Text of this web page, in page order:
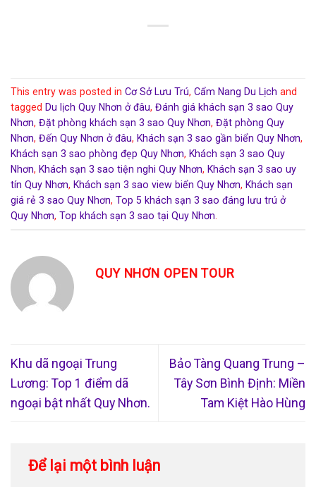
This entry was posted in Cơ Sở Lưu Trú, Cẩm Nang Du Lịch and
tagged Du lịch Quy Nhơn ở đâu, Đánh giá khách sạn 3 sao Quy
Nhơn, Đặt phòng khách sạn 3 sao Quy Nhơn, Đặt phòng Quy
Nhơn, Đến Quy Nhơn ở đâu, Khách sạn 3 sao gần biển Quy Nhơn,
Khách sạn 3 sao phòng đẹp Quy Nhơn, Khách sạn 3 sao Quy
Nhơn, Khách sạn 3 sao tiện nghi Quy Nhơn, Khách sạn 3 sao uy
tín Quy Nhơn, Khách sạn 3 sao view biển Quy Nhơn, Khách sạn
giá rẻ 3 sao Quy Nhơn, Top 5 khách sạn 3 sao đáng lưu trú ở
Quy Nhơn, Top khách sạn 3 sao tại Quy Nhơn
QUY NHƠN OPEN TOUR
Khu dã ngoại Trung
Lương: Top 1 điểm dã
ngoại bật nhất Quy Nhơn.
Bảo Tàng Quang Trung –
Tây Sơn Bình Định: Miền
Tam Kiệt Hào Hùng
Để lại một bình luận